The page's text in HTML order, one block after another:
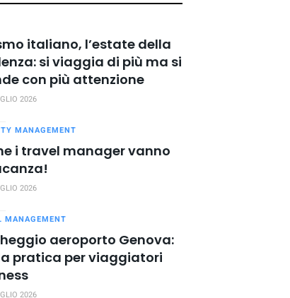
italiano, l’estate della
si viaggia di più ma si
con più attenzione
2026
MANAGEMENT
i travel manager vanno
2026
MANAGEMENT
aeroporto Genova:
pratica per viaggiatori
2026